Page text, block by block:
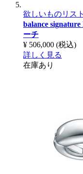
欲しいものリス
balance
ーチ
¥ 506,000 (税込)
詳しく見る
在庫あり